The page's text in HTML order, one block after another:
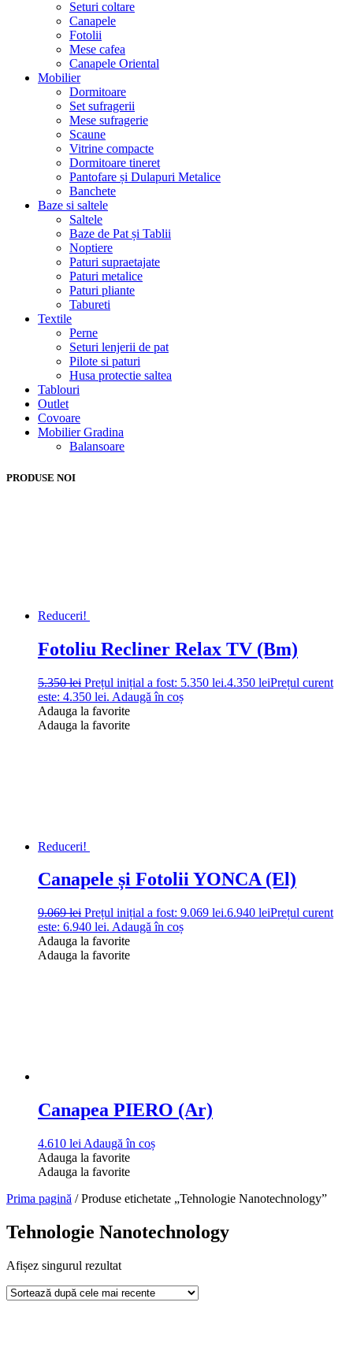
Seturi coltare
Canapele
Fotolii
Mese cafea
Canapele Oriental
Mobilier
Dormitoare
Set sufragerii
Mese sufragerie
Scaune
Vitrine compacte
Dormitoare tineret
Pantofare și Dulapuri Metalice
Banchete
Baze si saltele
Saltele
Baze de Pat și Tablii
Noptiere
Paturi supraetajate
Paturi metalice
Paturi pliante
Tabureti
Textile
Perne
Seturi lenjerii de pat
Pilote si paturi
Husa protectie saltea
Tablouri
Outlet
Covoare
Mobilier Gradina
Balansoare
PRODUSE NOI
Reduceri!
Fotoliu Recliner Relax TV (Bm)
5.350lei Prețul inițial a fost: 5.350 lei.4.350 leiPrețul curent
este: 4.350 lei. Adaugă în coș
Adauga la favorite
Adauga la favorite
Reduceri!
Canapele și Fotolii YONCA (El)
9.069lei Prețul inițial a fost: 9.069 lei.6.940 leiPrețul curent
este: 6.940 lei. Adaugă în coș
Adauga la favorite
Adauga la favorite
Canapea PIERO (Ar)
4.610 lei Adaugă în coș
Adauga la favorite
Adauga la favorite
Prima pagină / Produse etichetate „Tehnologie Nanotechnology”
Tehnologie Nanotechnology
Afișez singurul rezultat